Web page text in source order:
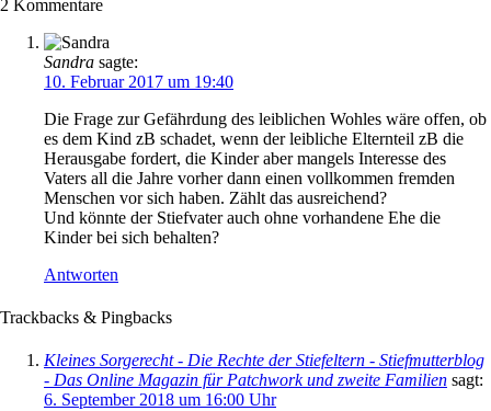
2 Kommentare
Sandra sagte:
10. Februar 2017 um 19:40
Die Frage zur Gefährdung des leiblichen Wohles wäre offen, ob
es dem Kind zB schadet, wenn der leibliche Elternteil zB die
Herausgabe fordert, die Kinder aber mangels Interesse des
Vaters all die Jahre vorher dann einen vollkommen fremden
Menschen vor sich haben. Zählt das ausreichend?
Und könnte der Stiefvater auch ohne vorhandene Ehe die
Kinder bei sich behalten?
Antworten
Trackbacks & Pingbacks
Kleines Sorgerecht - Die Rechte der Stiefeltern - Stiefmutterblog
- Das Online Magazin für Patchwork und zweite Familien sagt:
6. September 2018 um 16:00 Uhr